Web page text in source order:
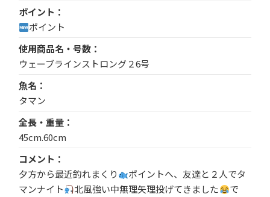
ポイント
ポイント
使用商品名・号数
ウェーブラインストロング２6号
魚名
タマン
全長・重量
45cm.60cm
コメント
夕方から最近釣れまくり
ポイントへ、友達と２人でタ
マンナイト
北風強い中無理矢理投げてきました
で